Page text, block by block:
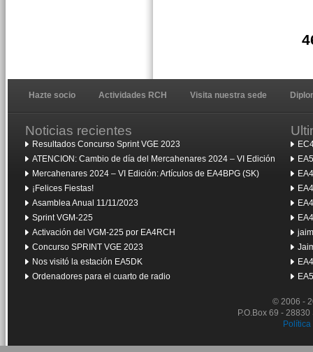
Hazte socio Actividades RCH Visita nuestra sede
Noticias recientes
Resultados Concurso Sprint VGE 2023
ATENCION: Cambio de día del Mercahenares 2024 – VI Edición
Mercahenares 2024 – VI Edición: Artículos de EA4BPG (SK)
¡Felices Fiestas!
Asamblea Anual 11/11/2023
Sprint VGM-225
Activación del VGM-225 por EA4RCH
Concurso SPRINT VGE 2023
Nos visitó la estación EA5DK
Ordenadores para el cuarto de radio
© 2006 -
P.O.Box 69 -